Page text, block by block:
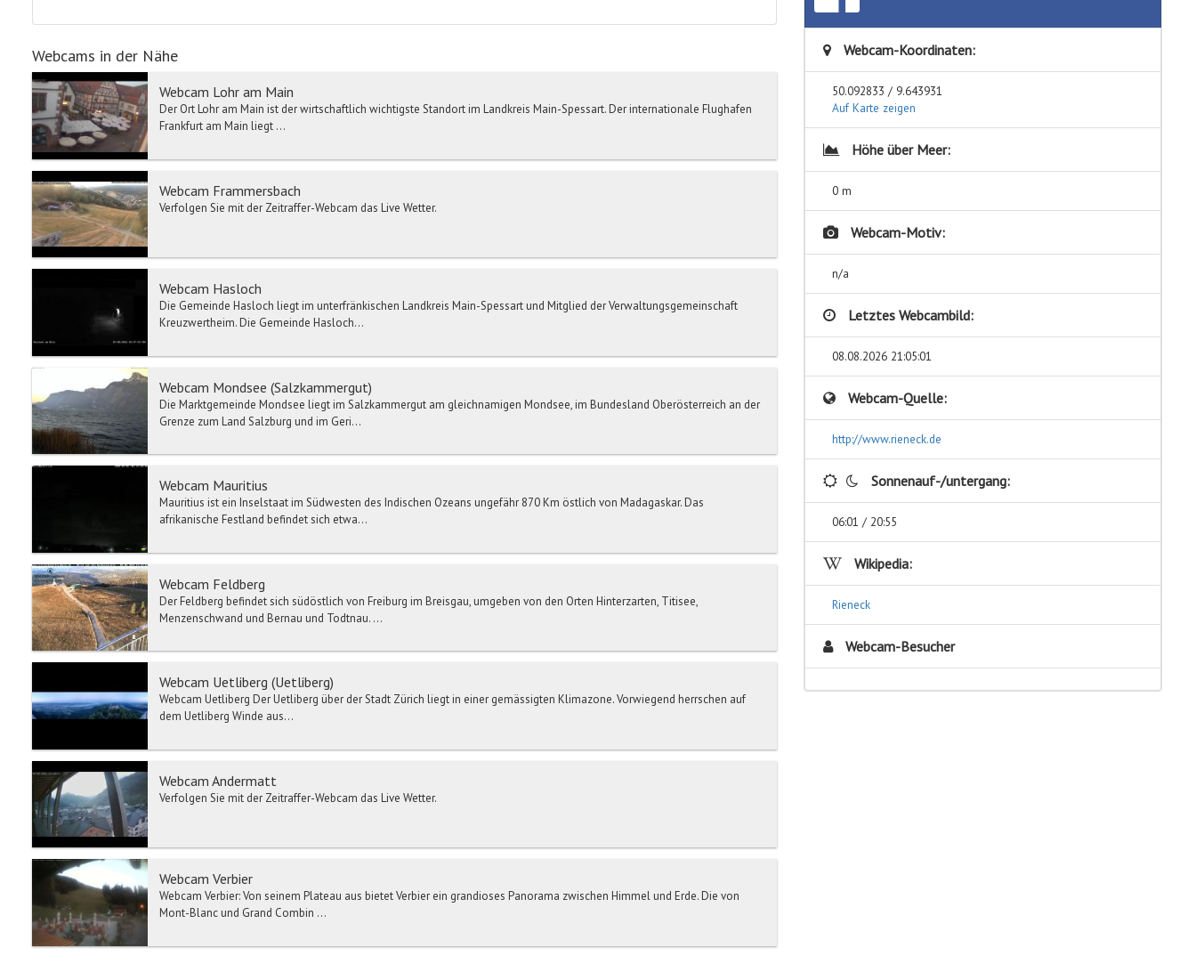
Webcam-Koordinaten:
50.092833 / 9.643931
Auf Karte zeigen
Höhe über Meer:
0 m
Webcam-Motiv:
n/a
Letztes Webcambild:
08.08.2026 21:05:01
Webcam-Quelle:
http://www.rieneck.de
Sonnenauf-/untergang:
06:01 / 20:55
Wikipedia:
Rieneck
Webcam-Besucher
Webcams in der Nähe
Webcam Lohr am Main
Der Ort Lohr am Main ist der wirtschaftlich wichtigste Standort im Landkreis Main-Spessart. Der internationale Flughafen
Frankfurt am Main liegt ...
Webcam Frammersbach
Verfolgen Sie mit der Zeitraffer-Webcam das Live Wetter.
Webcam Hasloch
Die Gemeinde Hasloch liegt im unterfränkischen Landkreis Main-Spessart und Mitglied der Verwaltungsgemeinschaft
Kreuzwertheim. Die Gemeinde Hasloch...
Webcam Mondsee (Salzkammergut)
Die Marktgemeinde Mondsee liegt im Salzkammergut am gleichnamigen Mondsee, im Bundesland Oberösterreich an der
Grenze zum Land Salzburg und im Geri...
Webcam Mauritius
Mauritius ist ein Inselstaat im Südwesten des Indischen Ozeans ungefähr 870 Km östlich von Madagaskar. Das
afrikanische Festland befindet sich etwa...
Webcam Feldberg
Der Feldberg befindet sich südöstlich von Freiburg im Breisgau, umgeben von den Orten Hinterzarten, Titisee,
Menzenschwand und Bernau und Todtnau. ...
Webcam Uetliberg (Uetliberg)
Webcam Uetliberg Der Uetliberg über der Stadt Zürich liegt in einer gemässigten Klimazone. Vorwiegend herrschen auf
dem Uetliberg Winde aus...
Webcam Andermatt
Verfolgen Sie mit der Zeitraffer-Webcam das Live Wetter.
Webcam Verbier
Webcam Verbier: Von seinem Plateau aus bietet Verbier ein grandioses Panorama zwischen Himmel und Erde. Die von
Mont-Blanc und Grand Combin ...